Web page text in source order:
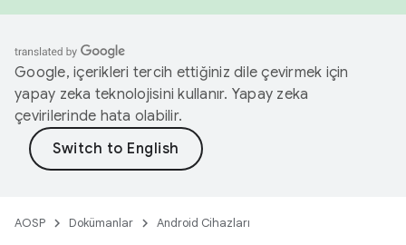
Google, içerikleri tercih ettiğiniz dile çevirmek için
yapay zeka teknolojisini kullanır. Yapay zeka
çevirilerinde hata olabilir.
AOSP Dokümanlar Android Cihazları